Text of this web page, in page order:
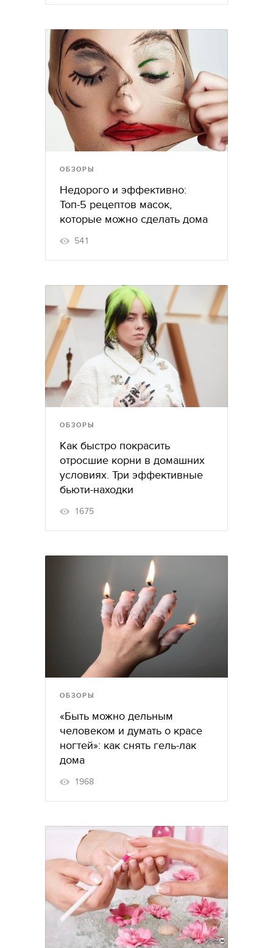
ОБЗОРЫ
Недорого и эффективно:
Топ-5 рецептов масок,
которые можно сделать дома
541
ОБЗОРЫ
Как быстро покрасить
отросшие корни в домашних
условиях. Три эффективные
бьюти-находки
1675
ОБЗОРЫ
«Быть можно дельным
человеком и думать о красе
ногтей»: как снять гель-лак
дома
1968